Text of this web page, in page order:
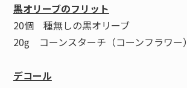
黒オリーブのフリット
20個 種無しの黒オリーブ
20g コーンスターチ（コーンフラワー）
デコール